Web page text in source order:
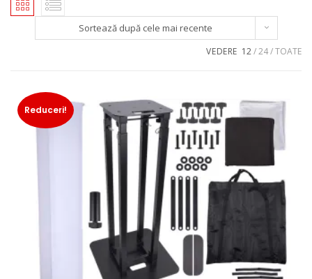
Sortează după cele mai recente
VEDERE 12 24 TOATE
Reduceri!